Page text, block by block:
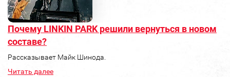
Почему LINKIN PARK решили вернуться в новом
составе?
Рассказывает Майк Шинода.
Читать далее